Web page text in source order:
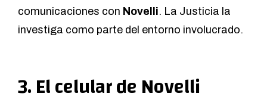
comunicaciones con Novelli. La Justicia la
investiga como parte del entorno involucrado.
3. El celular de Novelli